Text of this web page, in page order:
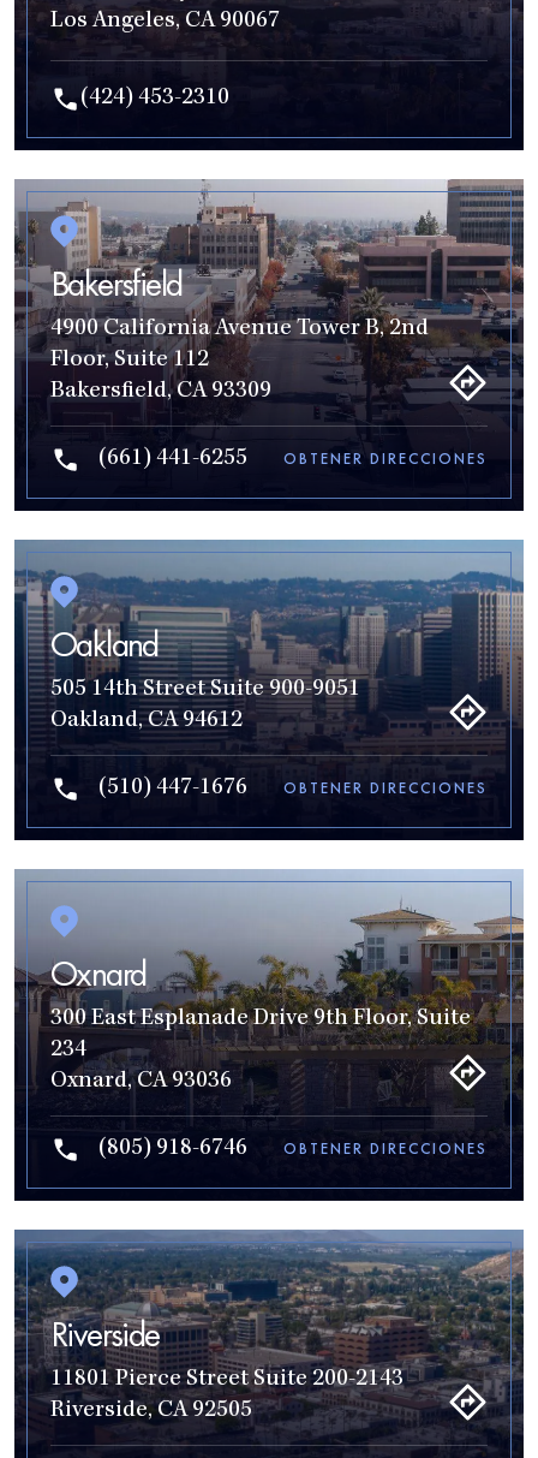
Los Angeles, CA 90067
(424) 453-2310
Bakersfield
4900 California Avenue Tower B, 2nd
Floor, Suite 112
Bakersfield, CA 93309
(661) 441-6255 OBTENER DIRECCIONES
Oakland
505 14th Street Suite 900-9051
Oakland, CA 94612
(510) 447-1676 OBTENER DIRECCIONES
Oxnard
300 East Esplanade Drive 9th Floor, Suite
234
Oxnard, CA 93036
(805) 918-6746 OBTENER DIRECCIONES
Riverside
11801 Pierce Street Suite 200-2143
Riverside, CA 92505